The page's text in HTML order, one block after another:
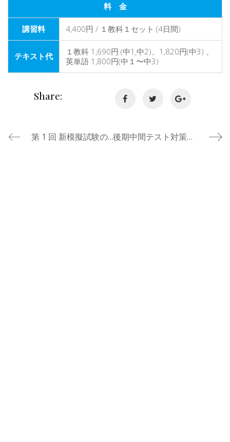
料 金
講習料 4,400円 / １教科１セット (4日間)
テキスト代
１教科 1,690円 (中1,中2)、1,820円(中3) 、
英単語 1,800円(中１〜中3)
Share:
第 1 回 新模擬試験のご案内（中学生） 後期中間テスト対策講座のご案内